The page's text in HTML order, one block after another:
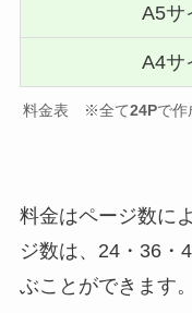
A5サ
A4サ
料金表 ※全て24Pで作
料金はページ数に
ジ数は、24・36・
ぶことができます。